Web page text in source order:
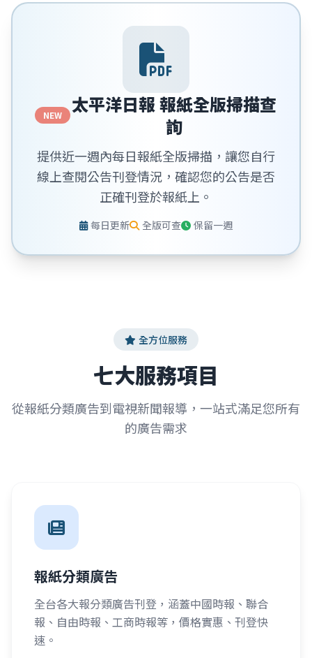
NEW
太平洋日報 報紙全版掃描查
詢
提供近一週內每日報紙全版掃描，讓您自行
線上查閱公告刊登情況，確認您的公告是否
正確刊登於報紙上。
每日更新 全版可查 保留一週
全方位服務
七大服務項目
從報紙分類廣告到電視新聞報導，一站式滿足您所有
的廣告需求
報紙分類廣告
全台各大報分類廣告刊登，涵蓋中國時報、聯合
報、自由時報、工商時報等，價格實惠、刊登快
速。